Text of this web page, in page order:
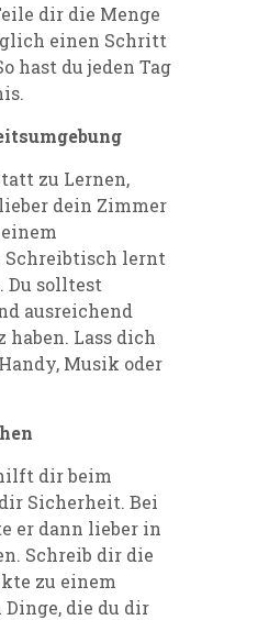
dir die Menge
einen Schritt
hast du jeden Tag
zu Lernen,
dein Zimmer
Schreibtisch lernt
Du solltest
ausreichend
Lass dich
Musik oder
dir beim
Sicherheit. Bei
er dann lieber in
Schreib dir die
zu einem
Dinge, die du dir